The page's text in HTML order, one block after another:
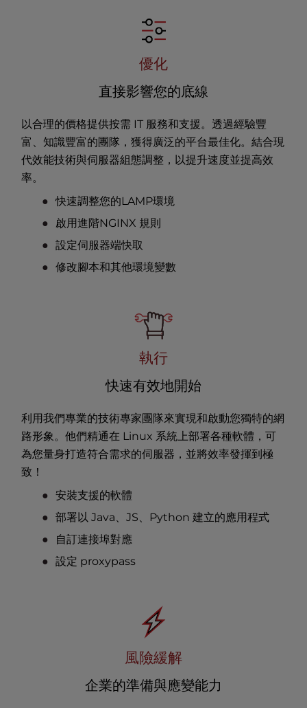
優化
直接影響您的底線
以合理的價格提供按需 IT 服務和支援。透過經驗豐
富、知識豐富的團隊，獲得廣泛的平台最佳化。結合現
代效能技術與伺服器組態調整，以提升速度並提高效
率。
快速調整您的LAMP環境
啟用進階NGINX 規則
設定伺服器端快取
修改腳本和其他環境變數
執行
快速有效地開始
利用我們專業的技術專家團隊來實現和啟動您獨特的網
路形象。他們精通在 Linux 系統上部署各種軟體，可
為您量身打造符合需求的伺服器，並將效率發揮到極
致！
安裝支援的軟體
部署以 Java、JS、Python 建立的應用程式
自訂連接埠對應
設定 proxypass
風險緩解
企業的準備與應變能力